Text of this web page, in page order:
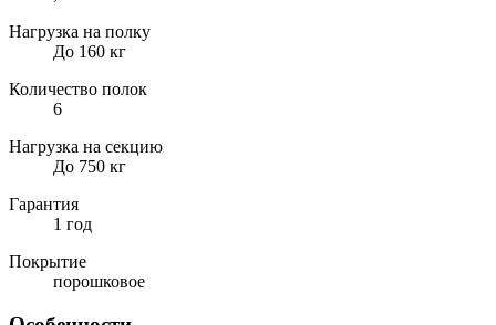
Нагрузка на полку
До 160 кг
Количество полок
6
Нагрузка на секцию
До 750 кг
Гарантия
1 год
Покрытие
порошковое